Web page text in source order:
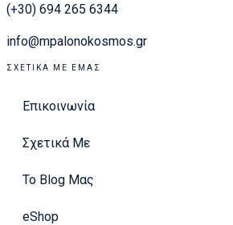
(+30) 694 265 6344
info@mpalonokosmos.gr
ΣΧΕΤΙΚΆ ΜΕ ΕΜΆΣ
Επικοινωνία
Σχετικά Με
Το Blog Μας
eShop